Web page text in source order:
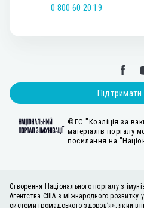
0 800 60 20 19
Підтримати
©ГС "Коаліція за
матеріалів порталу
посилання на
Створення Національного порталу з
Агентства США з міжнародного розвитку
системи громадського здоров’я», який